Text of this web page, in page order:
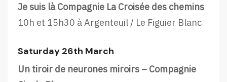
Je suis là Compagnie La Croisée des chemins
10h et 15h30 à Argenteuil / Le Figuier Blanc
Saturday 26th March
Un tiroir de neurones miroirs – Compagnie